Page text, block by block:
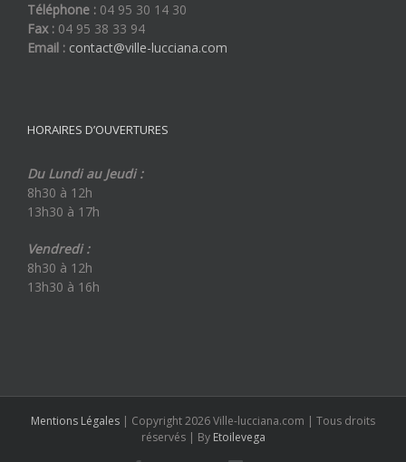
Téléphone : 04 95 30 14 30
Fax : 04 95 38 33 94
Email : contact@ville-lucciana.com
HORAIRES D’OUVERTURES
Du Lundi au Jeudi :
8h30 à 12h
13h30 à 17h
Vendredi :
8h30 à 12h
13h30 à 16h
Mentions Légales | Copyright 2026 Ville-lucciana.com | Tous droits
réservés | By Etoilevega